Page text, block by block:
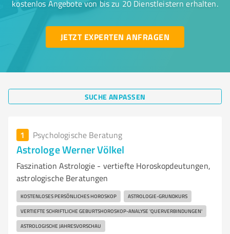
kostenlos Angebote von bis zu 20 Dienstleistern erhalten.
JETZT EXPERTEN ANFRAGEN
SUCHE ANPASSEN
1 Psychologische Beratung
Astrologe Werner Völkel
Faszination Astrologie - vertiefte Horoskopdeutungen,
astrologische Beratungen
KOSTENLOSES PERSÖNLICHES HOROSKOP ASTROLOGIE-GRUNDKURS
VERTIEFTE SCHRIFTLICHE GEBURTSHOROSKOP-ANALYSE 'QUERVERBINDUNGEN'
ASTROLOGISCHE JAHRESVORSCHAU